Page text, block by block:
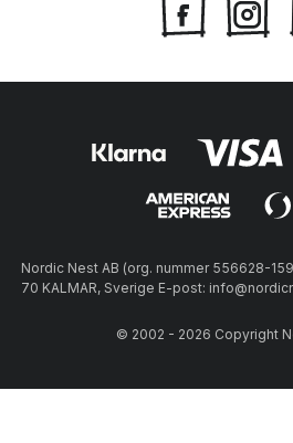
Nordic Nest AB (org. nummer 556628-
70 KALMAR, Sverige E-post:
© 2002 - 2026 Copyright